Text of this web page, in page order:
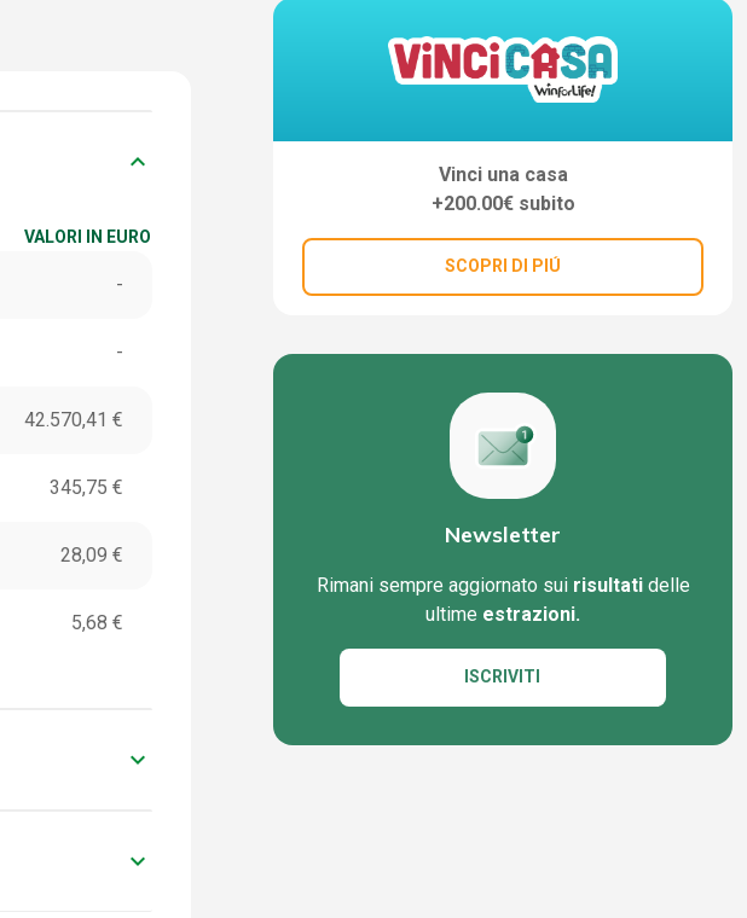
keyboard_arrow_down
VALORI IN EURO
-
-
42.570,41 €
345,75 €
28,09 €
5,68 €
keyboard_arrow_down
keyboard_arrow_down
Vinci una casa
+200.00€ subito
SCOPRI DI PIÚ
Newsletter
Rimani sempre aggiornato sui risultatidelle
ultime estrazioni.
ISCRIVITI